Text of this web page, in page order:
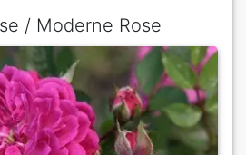
/ Moderne Rose